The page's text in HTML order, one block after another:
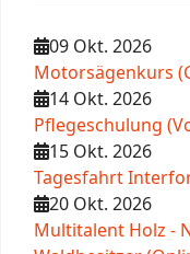
09 Okt. 2026
Motorsägenkurs
14 Okt. 2026
Pflegeschulung
15 Okt. 2026
Tagesfahrt
20 Okt. 2026
Multitalent Holz -